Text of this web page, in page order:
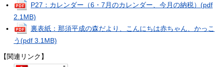
P27：カレンダー（6・7月のカレンダー、今月の納税） (pdf
2.1MB)
裏表紙：那須平成の森だより、こんにちは赤ちゃん、かっこ
う(pdf 3.1MB)
【関連リンク】